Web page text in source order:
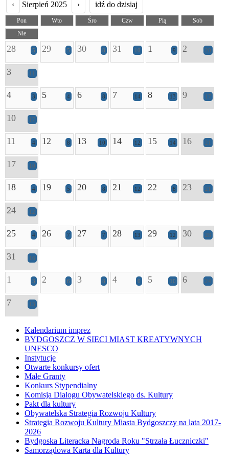
‹ Sierpień 2025 › idź do dzisiaj
Pon Wto Śro Czw Pią
Sob
Nie
28 5 29 5 30 8 31 10 1 9 2 20
3 11
4 3 5 4 6 8 7 14 8 13 9 17
10 17
11 4 12 8 13 10 14 12 15 14 16 21
17 10
18 4 19 5 20 8 21 12 22 8 23 21
24 12
25 4 26 7 27 7 28 13 29 12 30 28
31 16
1 3 2 6 3 8 4 6 5 10 6 24
7 13
Kalendarium imprez
BYDGOSZCZ W SIECI MIAST KREATYWNYCH
UNESCO
Instytucje
Otwarte konkursy ofert
Małe Granty
Konkurs Stypendialny
Komisja Dialogu Obywatelskiego ds. Kultury
Pakt dla kultury
Obywatelska Strategia Rozwoju Kultury
Strategia Rozwoju Kultury Miasta Bydgoszczy na lata 2017-
2026
Bydgoska Literacka Nagroda Roku "Strzała Łuczniczki"
Samorządowa Karta dla Kultury